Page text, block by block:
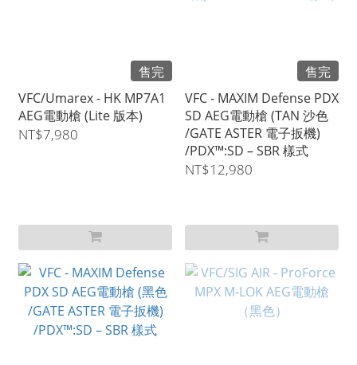
售完
VFC/Umarex - HK MP7A1
AEG電動槍 (Lite 版本)
NT$7,980
售完
VFC - MAXIM Defense PDX
SD AEG電動槍 (TAN 沙色
/GATE ASTER 電子扳機)
/PDX™:SD – SBR 樣式
NT$12,980